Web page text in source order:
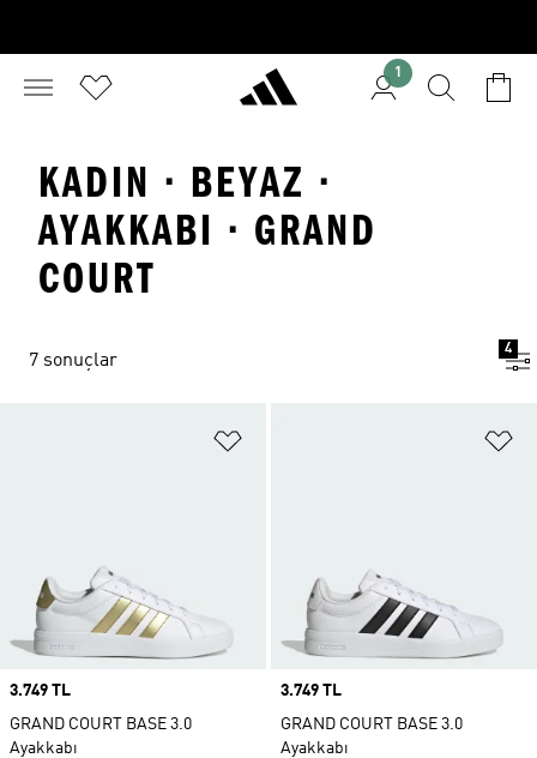
1
KADIN · BEYAZ ·
AYAKKABI · GRAND
COURT
7 sonuçlar
4
Price
3.749 TL
GRAND COURT BASE 3.0
Ayakkabı
Price
3.749 TL
GRAND COURT BASE 3.0
Ayakkabı